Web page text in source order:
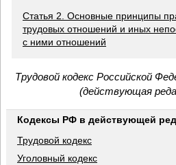
Статья 2. Основные принципы
трудовых отношений и иных
с ними отношений
Трудовой кодекс Российской
(действующая
Кодексы РФ в действующей
Трудовой кодекс
Уголовный кодекс